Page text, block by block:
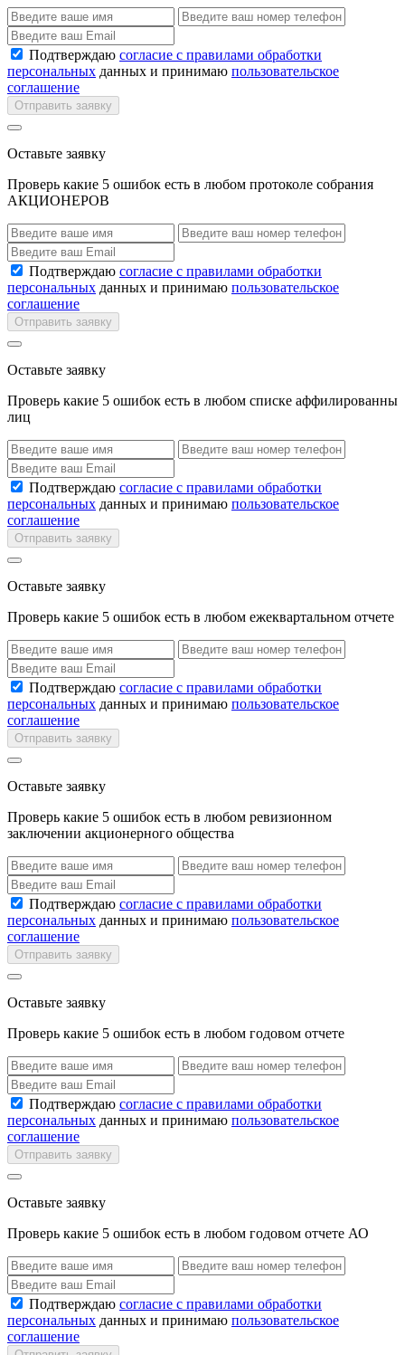
Подтверждаю согласие с правилами обработки
персональных данных и принимаю пользовательское
соглашение
Отправить заявку
Оставьте заявку
Проверь какие 5 ошибок есть в любом протоколе собрания
АКЦИОНЕРОВ
Подтверждаю согласие с правилами обработки
персональных данных и принимаю пользовательское
соглашение
Отправить заявку
Оставьте заявку
Проверь какие 5 ошибок есть в любом списке аффилированны
лиц
Подтверждаю согласие с правилами обработки
персональных данных и принимаю пользовательское
соглашение
Отправить заявку
Оставьте заявку
Проверь какие 5 ошибок есть в любом ежеквартальном отчете
Подтверждаю согласие с правилами обработки
персональных данных и принимаю пользовательское
соглашение
Отправить заявку
Оставьте заявку
Проверь какие 5 ошибок есть в любом ревизионном
заключении акционерного общества
Подтверждаю согласие с правилами обработки
персональных данных и принимаю пользовательское
соглашение
Отправить заявку
Оставьте заявку
Проверь какие 5 ошибок есть в любом годовом отчете
Подтверждаю согласие с правилами обработки
персональных данных и принимаю пользовательское
соглашение
Отправить заявку
Оставьте заявку
Проверь какие 5 ошибок есть в любом годовом отчете АО
Подтверждаю согласие с правилами обработки
персональных данных и принимаю пользовательское
соглашение